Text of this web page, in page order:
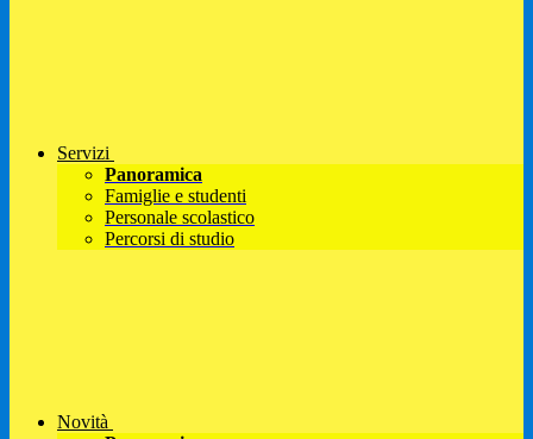
Servizi
Panoramica
Famiglie e studenti
Personale scolastico
Percorsi di studio
Novità